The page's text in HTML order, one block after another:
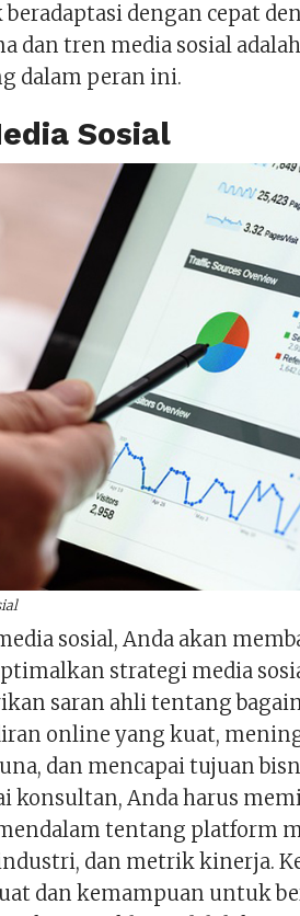
dengan cepat
dan tren media sosial
dalam peran ini.
Sosial
sosial, Anda akan
strategi media
saran ahli tentang
online yang kuat,
dan mencapai tujuan
konsultan, Anda harus
tentang platform
dan metrik kinerja.
dan kemampuan untuk